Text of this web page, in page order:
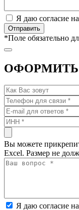
Я даю согласие
*Поле обязательно
ОФОРМИТЬ
Вы можете
Excel. Размер не
Я даю согласие